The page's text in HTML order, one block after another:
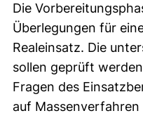
Die
Überlegungen für
Realeinsatz. Die
sollen geprüft
Fragen des
auf